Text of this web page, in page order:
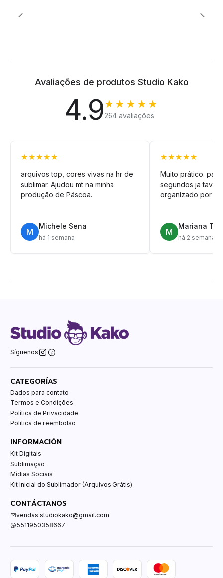
Avaliações de produtos Studio Kako
4.9★★★★★
264 avaliações
★★★★★
arquivos top, cores vivas na hr de
sublimar. Ajudou mt na minha
produção de Páscoa.
M
Michele Sena
há 1 semana
★★★★★
Muito prático.
segundos ja tava
organizado por
M
Mariana T.
há 2 semanas
Síguenos
CATEGORÍAS
Dados para contato
Termos e Condições
Política de Privacidade
Politica de reembolso
INFORMACIÓN
Kit Digitais
Sublimação
Mídias Sociais
Kit Inicial do Sublimador (Arquivos Grátis)
CONTÁCTANOS
vendas.studiokako@gmail.com
5511950358667